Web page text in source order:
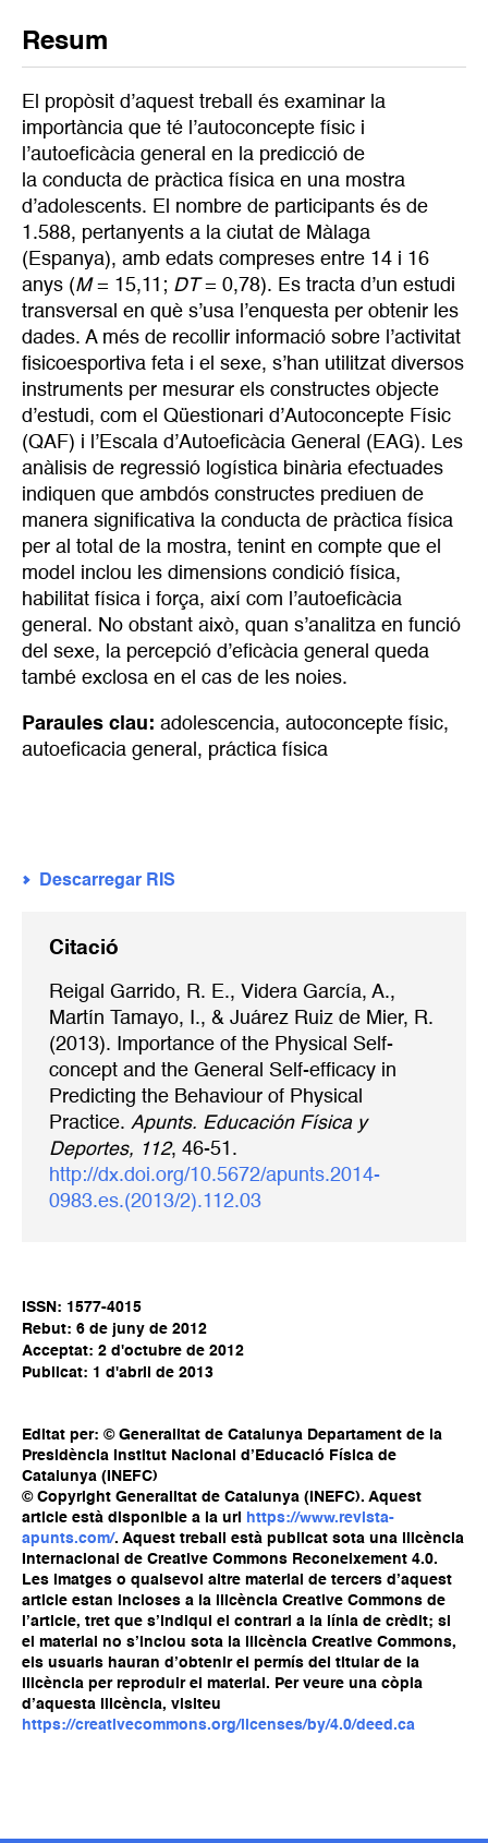
Resum
El propòsit d’aquest treball és examinar la
importància que té l’autoconcepte físic i
l’autoeficàcia general en la predicció de
la conducta de pràctica física en una mostra
d’adolescents. El nombre de participants és de
1.588, pertanyents a la ciutat de Màlaga
(Espanya), amb edats compreses entre 14 i 16
anys (M= 15,11; DT = 0,78). Es tracta d’un estudi
transversal en què s’usa l’enquesta per obtenir les
dades. A més de recollir informació sobre l’activitat
fisicoesportiva feta i el sexe, s’han utilitzat diversos
instruments per mesurar els constructes objecte
d’estudi, com el Qüestionari d’Autoconcepte Físic
(QAF) i l’Escala d’Autoeficàcia General (EAG). Les
anàlisis de regressió logística binària efectuades
indiquen que ambdós constructes prediuen de
manera significativa la conducta de pràctica física
per al total de la mostra, tenint en compte que el
model inclou les dimensions condició física,
habilitat física i força, així com l’autoeficàcia
general. No obstant això, quan s’analitza en funció
del sexe, la percepció d’eficàcia general queda
també exclosa en el cas de les noies.
Paraules clau: adolescencia, autoconcepte físic,
autoeficacia general , práctica física
Descarregar RIS
Citació
Reigal Garrido, R. E., Videra García, A.,
Martín Tamayo, I., & Juárez Ruiz de Mier, R.
(2013). Importance of the Physical Self-
concept and the General Self-efficacy in
Predicting the Behaviour of Physical
Practice. Apunts. Educación Física y
Deportes, 112, 46-51.
http://dx.doi.org/10.5672/apunts.2014-
0983.es.(2013/2).112.03
ISSN: 1577-4015
Rebut: 6 de juny de 2012
Acceptat: 2 d'octubre de 2012
Publicat: 1 d'abril de 2013
Editat per: © Generalitat de Catalunya Departament de la
Presidència Institut Nacional d’Educació Física de
Catalunya (INEFC)
© Copyright Generalitat de Catalunya (INEFC). Aquest
article està disponible a la url
https://www.revista-
apunts.com/. Aquest treball està publicat sota una llicència
Internacional de Creative Commons Reconeixement 4.0.
Les imatges o qualsevol altre material de tercers d’aquest
article estan incloses a la llicència Creative Commons de
l’article, tret que s’indiqui el contrari a la línia de crèdit; si
el material no s’inclou sota la llicència Creative Commons,
els usuaris hauran d’obtenir el permís del titular de la
llicència per reproduir el material. Per veure una còpia
d’aquesta llicència, visiteu
https://creativecommons.org/licenses/by/4.0/deed.ca